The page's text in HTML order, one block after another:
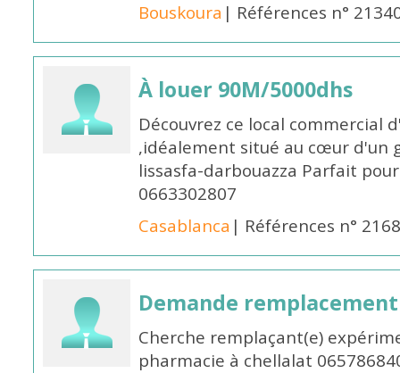
Bouskoura | Références n°
À louer 90M/5000dhs
Découvrez ce local commercial
,idéalement situé au cœur d'un
lissasfa-darbouazza Parfait
0663302807
Casablanca | Références n°
Demande remplacement
Cherche remplaçant(e)
pharmacie à chellalat